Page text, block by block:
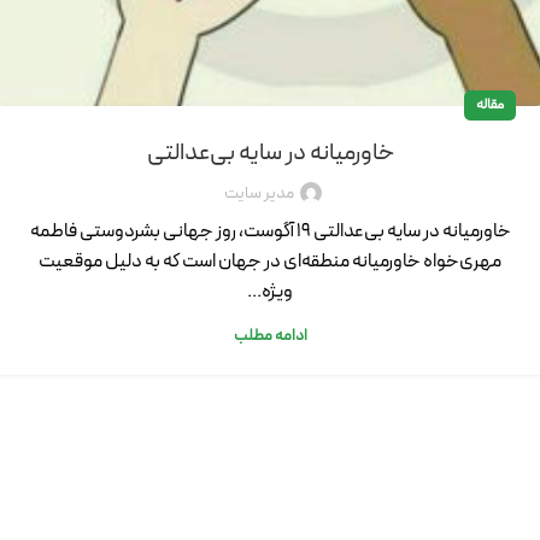
مقاله
خاورمیانه در سایه بی‌عدالتی
مدیر سایت
خاورمیانه در سایه بی‌عدالتی 19 آگوست، روز جهانی بشردوستی فاطمه
مهری‌خواه خاورمیانه منطقه‌ای در جهان است که به دلیل موقعیت
ویژه...
ادامه مطلب